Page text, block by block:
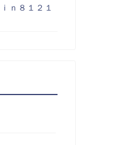
ｉｎ８１２１